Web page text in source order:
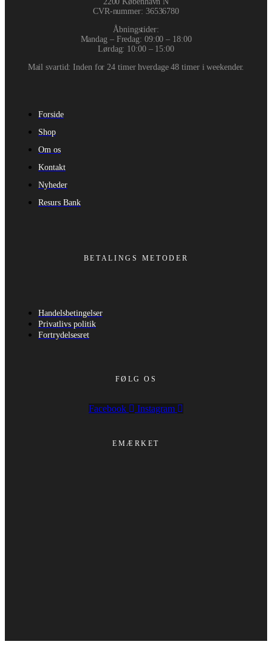
CVR-nummer: 36536780
Åbningstider:
Mandag – Fredag: 09:00 – 18:00
Lørdag: 10:00 – 15:00
Mail svartid: Inden for 24 timer hverdage 48 timer i weekender.
Forside
Shop
Om os
Kontakt
Nyheder
Resurs Bank
BETALINGS METODER
Handelsbetingelser
Privatlivs politik
Fortrydelsesret
FØLG OS
Facebook Instagram
EMÆRKET